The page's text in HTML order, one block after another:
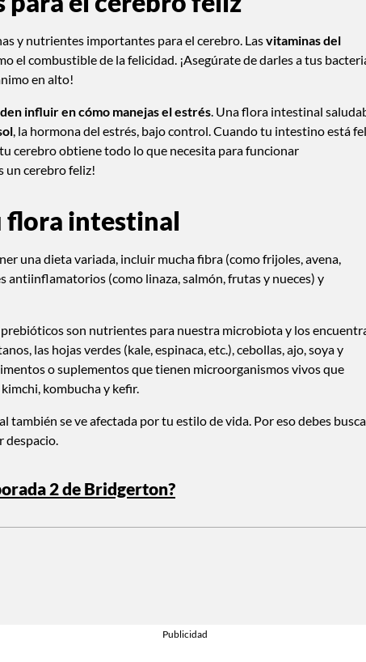
y nutrientes importantes para el cerebro. Lasvitaminas del
el combustible de la felicidad. ¡Asegúrate de darles a tus
en alto!
influir en cómo manejas el estrés . Una flora intestinal
, la hormona del estrés, bajo control. Cuando tu intestino está
cerebro obtiene todo lo que necesita para funcionar
un cerebro feliz!
flora intestinal
una dieta variada, incluir mucha fibra (como frijoles, avena,
antiinflamatorios (como linaza, salmón, frutas y nueces) y
prebióticos son nutrientes para nuestra microbiota y los
las hojas verdes (kale, espinaca, etc.), cebollas, ajo, soya y
o suplementos que tienen microorganismos vivos que
kombucha y kefir.
se ve afectada por tu estilo de vida. Por eso debes
2 de Bridgerton?